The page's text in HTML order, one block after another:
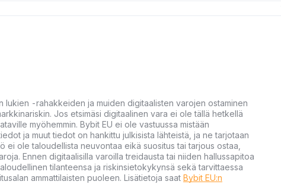
lukien -rahakkeiden ja muiden digitaalisten varojen ostaminen
Jos etsimäsi digitaalinen vara ei ole tällä hetkellä
myöhemmin. Bybit EU ei ole vastuussa mistään
ja muut tiedot on hankittu julkisista lähteistä, ja ne tarjotaan
ei ole taloudellista neuvontaa eikä suositus tai tarjous ostaa,
Ennen digitaalisilla varoilla treidausta tai niiden hallussapitoa
tilanteensa ja riskinsietokykynsä sekä tarvittaessa
ammattilaisten puoleen. Lisätietoja saat Bybit EU:n